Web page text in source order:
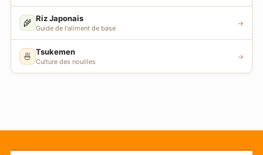
🌾 Riz Japonais
Guide de l'aliment de base
→
🍜 Tsukemen
Culture des nouilles
→